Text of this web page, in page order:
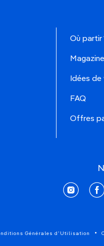
Où partir
Magazine
Idées de
FAQ
Offres
instagram
Générales d'Utilisation